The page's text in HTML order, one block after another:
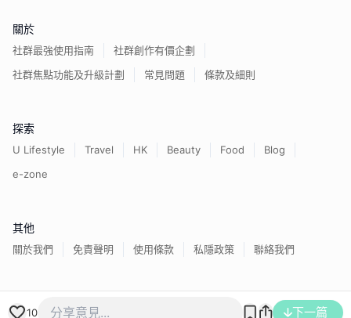
10 下一篇
關於
社群最強使用指南
社群創作有價企劃
社群焦點功能及升級計劃
常見問題 條款及細則
探索
U Lifestyle Travel HK Beauty Food
Blog
e-zone
其他
關於我們 免責聲明 使用條款 私隱政策 聯絡我們
香港經濟日報版權所有©